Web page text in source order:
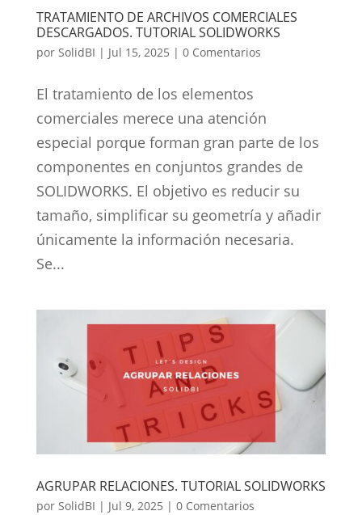
TRATAMIENTO DE ARCHIVOS COMERCIALES
DESCARGADOS. TUTORIAL SOLIDWORKS
por SolidBI | Jul 15, 2025 | 0 Comentarios
El tratamiento de los elementos
comerciales merece una atención
especial porque forman gran parte de los
componentes en conjuntos grandes de
SOLIDWORKS. El objetivo es reducir su
tamaño, simplificar su geometría y añadir
únicamente la información necesaria.
Se...
AGRUPAR RELACIONES. TUTORIAL SOLIDWORKS
por SolidBI | Jul 9, 2025 | 0 Comentarios